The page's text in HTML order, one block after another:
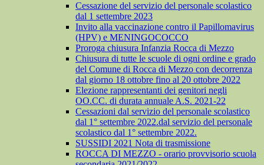
Cessazione del servizio del personale scolastico
dal 1 settembre 2023
Invito alla vaccinazione contro il Papillomavirus
(HPV) e MENINGOCOCCO
Proroga chiusura Infanzia Rocca di Mezzo
Chiusura di tutte le scuole di ogni ordine e grado
del Comune di Rocca di Mezzo con decorrenza
dal giorno 18 ottobre fino al 20 ottobre 2022
Elezione rappresentanti dei genitori negli
OO.CC. di durata annuale A.S. 2021-22
Cessazioni dal servizio del personale scolastico
dal 1° settembre 2022.dal servizio del personale
scolastico dal 1° settembre 2022.
SUSSIDI 2021 Nota di trasmissione
ROCCA DI MEZZO - orario provvisorio scuola